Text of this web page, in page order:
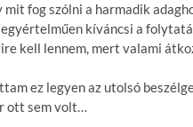
fog szólni a harmadik
kíváncsi a
kell lennem, mert valami
ez legyen az utolsó
ott sem volt…